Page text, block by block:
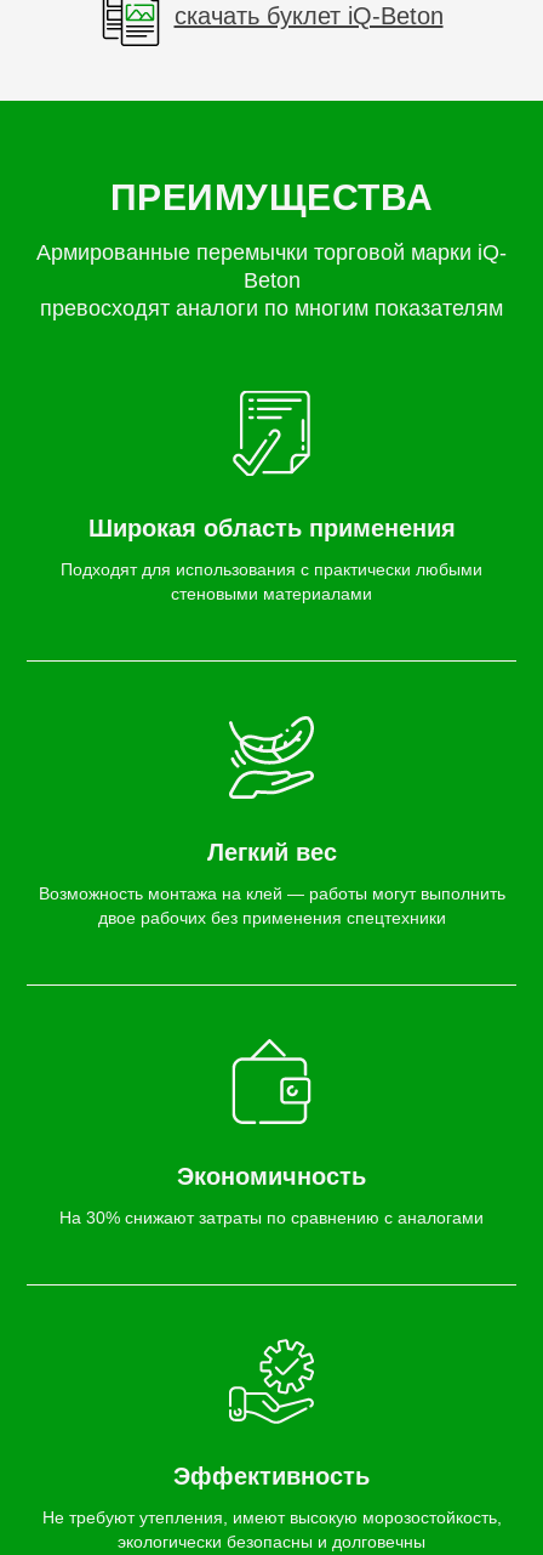
скачать буклет iQ-Beton
ПРЕИМУЩЕСТВА
Армированные перемычки торговой марки iQ-
Beton
превосходят аналоги по многим показателям
Широкая область применения
Подходят для использования с практически любыми
стеновыми материалами
Легкий вес
Возможность монтажа на клей — работы могут выполнить
двое рабочих без применения спецтехники
Экономичность
На 30% снижают затраты по сравнению с аналогами
Эффективность
Не требуют утепления, имеют высокую морозостойкость,
экологически безопасны и долговечны